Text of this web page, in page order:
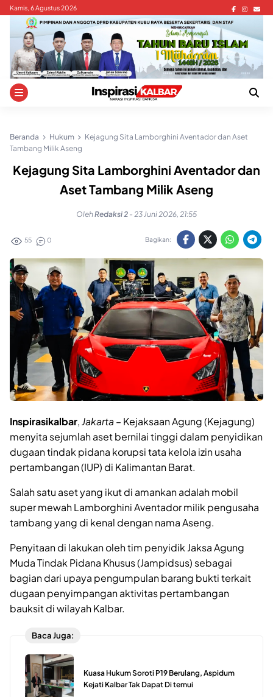
Skip
content
Kamis, 6 Agustus 2026
Beranda Hukum
Kejagung Sita Lamborghini Aventador dan Aset
Tambang Milik Aseng
Kejagung Sita Lamborghini Aventador dan
Aset Tambang Milik Aseng
OlehRedaksi 2 - 23 Juni 2026, 21:55
55 0 Bagikan:
Inspirasikalbar,Jakarta – Kejaksaan Agung (Kejagung)
menyita sejumlah aset bernilai tinggi dalam penyidikan
dugaan tindak pidana korupsi tata kelola izin usaha
pertambangan (IUP) di Kalimantan Barat.
Salah satu aset yang ikut di amankan adalah mobil
super mewah Lamborghini Aventador milik pengusaha
tambang yang di kenal dengan nama Aseng.
Penyitaan di lakukan oleh tim penyidik Jaksa Agung
Muda Tindak Pidana Khusus (Jampidsus) sebagai
bagian dari upaya pengumpulan barang bukti terkait
dugaan penyimpangan aktivitas pertambangan
bauksit di wilayah Kalbar.
Baca Juga:
Kuasa Hukum Soroti P19 Berulang, Aspidum
Kejati Kalbar Tak Dapat Di temui